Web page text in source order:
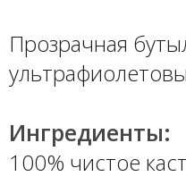
Прозрачная
Ингредиенты:
100% чистое